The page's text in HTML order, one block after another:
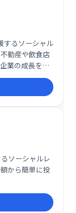
するソーシャル
動産や飲食店
業の成長をサ
ことで、お金
インフラの構
ます。 maneo
支えます。
ソーシャルレ
から簡単に投